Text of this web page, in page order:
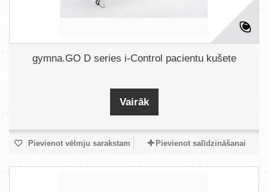
gymna.GO D series i-Control pacientu kušete
Vairāk
Pievienot vēlmju sarakstam Pievienot salīdzināšanai